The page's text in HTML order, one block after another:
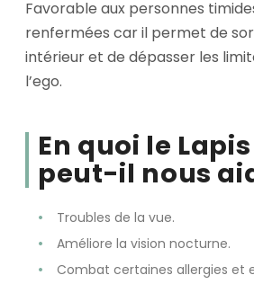
Favorable aux personnes
renfermées car il permet de
intérieur et de dépasser les
l’ego.
En quoi le
peut-il nous
Troubles de la vue.
Améliore la vision nocturne.
Combat certaines allergies et